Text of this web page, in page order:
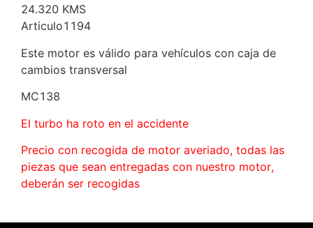
24.320 KMS
Articulo1194
Este motor es válido para vehículos con caja de
cambios transversal
MC138
El turbo ha roto en el accidente
Precio con recogida de motor averiado, todas las
piezas que sean entregadas con nuestro motor,
deberán ser recogidas